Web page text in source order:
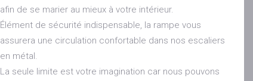
afin de se marier au mieux à votre intérieur.
Élément de sécurité indispensable, la rampe vous
assurera une circulation confortable dans nos escaliers
en métal.
La seule limite est votre imagination car nous pouvons